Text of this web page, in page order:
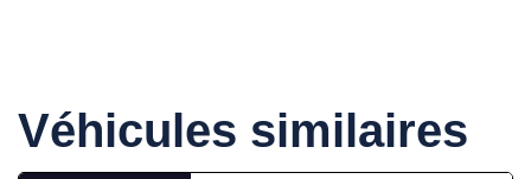
Véhicules similaires